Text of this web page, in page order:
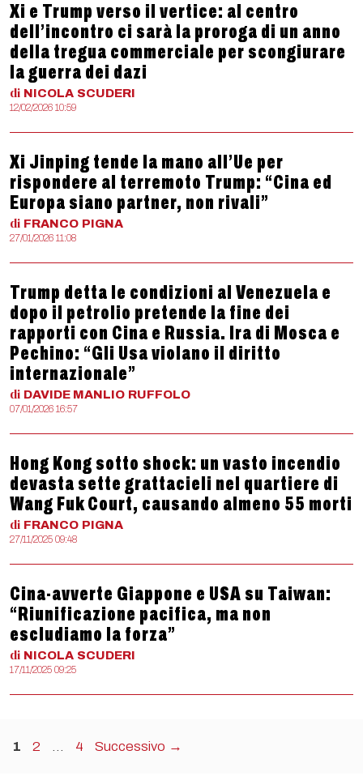
Xi e Trump verso il vertice: al centro
dell’incontro ci sarà la proroga di un anno
della tregua commerciale per scongiurare
la guerra dei dazi
di NICOLA SCUDERI
12/02/2026 10:59
Xi Jinping tende la mano all’Ue per
rispondere al terremoto Trump: “Cina ed
Europa siano partner, non rivali”
di FRANCO PIGNA
27/01/2026 11:08
Trump detta le condizioni al Venezuela e
dopo il petrolio pretende la fine dei
rapporti con Cina e Russia. Ira di Mosca e
Pechino: “Gli Usa violano il diritto
internazionale”
di DAVIDE MANLIO RUFFOLO
07/01/2026 16:57
Hong Kong sotto shock: un vasto incendio
devasta sette grattacieli nel quartiere di
Wang Fuk Court, causando almeno 55 morti
di FRANCO PIGNA
27/11/2025 09:48
Cina-avverte Giappone e USA su Taiwan:
“Riunificazione pacifica, ma non
escludiamo la forza”
di NICOLA SCUDERI
17/11/2025 09:25
Pagina
1 Pagina
2 … Pagina
4 Successivo →